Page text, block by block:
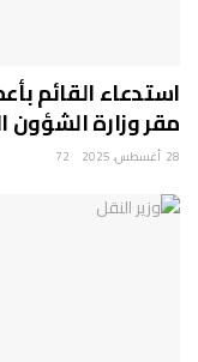
استدعاء القائم
مقر وزارة الشؤون
28 أغسطس، 2025 72